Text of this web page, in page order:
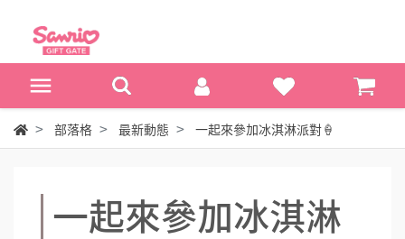
部落格 最新動態 一起來參加冰淇淋派對🍦
一起來參加冰淇淋